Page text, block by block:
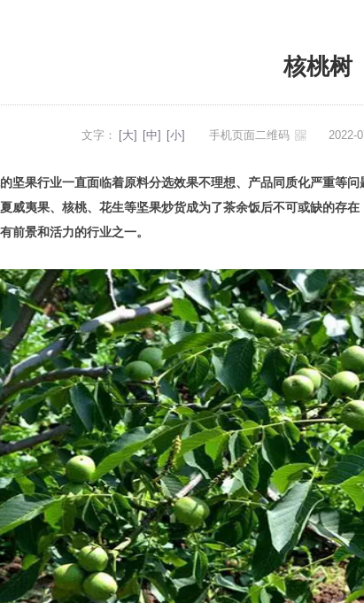
核桃树
文字： [大] [中] [小] 手机页面二维码 2022-
坚果行业一直面临着原料分选效果不理想、产品同质化严重等
威夷果、核桃、花生等坚果炒货成为了茶余饭后不可或缺的存
前景和活力的行业之一。